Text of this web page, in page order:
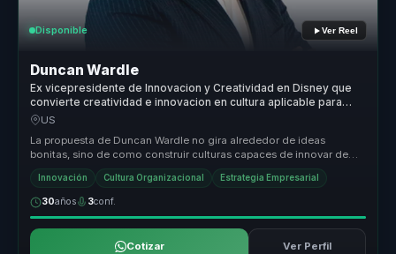
Disponible Ver Reel
Duncan Wardle
Ex vicepresidente de Innovacion y Creatividad en Disney que
convierte creatividad e innovacion en cultura aplicable para
lideres que deben reinventarse.
US
La propuesta de Duncan Wardle no gira alrededor de ideas
bonitas, sino de como construir culturas capaces de innovar de
forma sostenida. ...
Innovación Cultura Organizacional Estrategia Empresarial
30años 3conf.
Cotizar Ver Perfil